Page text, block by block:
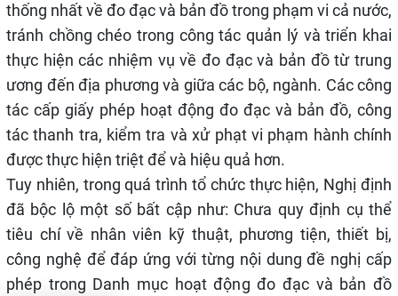
thống nhất về đo đạc và bản đồ trong phạm vi cả nước,
tránh chồng chéo trong công tác quản lý và triển khai
thực hiện các nhiệm vụ về đo đạc và bản đồ từ trung
ương đến địa phương và giữa các bộ, ngành. Các công
tác cấp giấy phép hoạt động đo đạc và bản đồ, công
tác thanh tra, kiểm tra và xử phạt vi phạm hành chính
được thực hiện triệt để và hiệu quả hơn.
Tuy nhiên, trong quá trình tổ chức thực hiện, Nghị định
đã bộc lộ một số bất cập như: Chưa quy định cụ thể
tiêu chí về nhân viên kỹ thuật, phương tiện, thiết bị,
công nghệ để đáp ứng với từng nội dung đề nghị cấp
phép trong Danh mục hoạt động đo đạc và bản đồ